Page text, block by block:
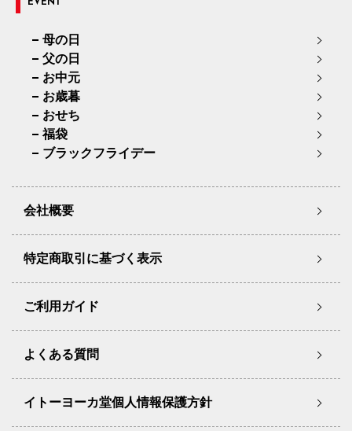
EVENT
母の日
父の日
お中元
お歳暮
おせち
福袋
ブラックフライデー
会社概要
特定商取引に基づく表示
ご利用ガイド
よくある質問
イトーヨーカ堂個人情報保護方針